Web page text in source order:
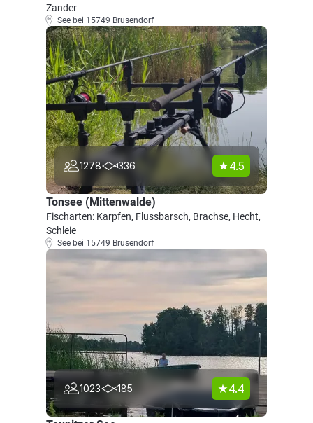
Zander
See bei 15749 Brusendorf
1278 336 4.5
Tonsee (Mittenwalde)
Fischarten: Karpfen, Flussbarsch, Brachse, Hecht,
Schleie
See bei 15749 Brusendorf
1023 185 4.4